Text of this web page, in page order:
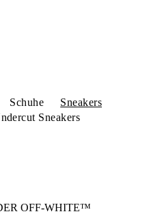
Schuhe
Sneakers
Sneakers
OFF-WHITE™